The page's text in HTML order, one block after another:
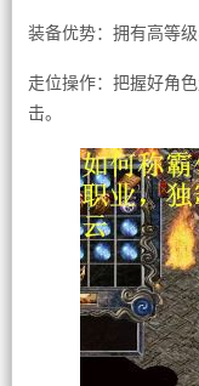
装备优势：拥有高等
走位操作：把握好角
击。